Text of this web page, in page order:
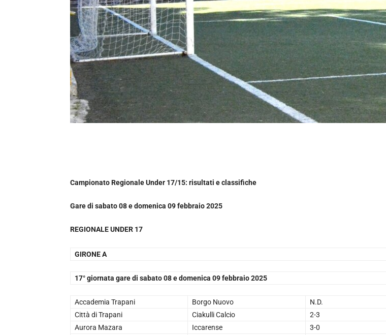
Campionato Regionale Under 17/15: risultati e classifiche
Gare di sabato 08 e domenica 09 febbraio 2025
REGIONALE UNDER 17
GIRONE A
17° giornata gare di sabato 08 e domenica 09 febbraio 2025
Accademia Trapani Borgo Nuovo
N.D.
Città di Trapani
Ciakulli Calcio
2-3
Aurora Mazara
Iccarense
3-0